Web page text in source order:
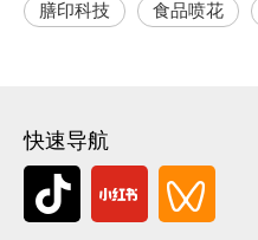
膳印科技 食品喷花
快速导航